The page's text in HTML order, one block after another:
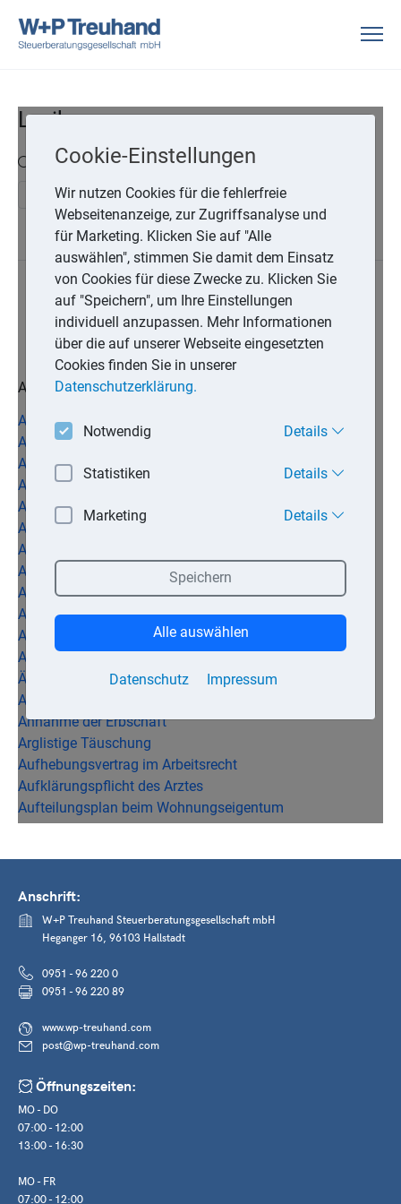
Anschrift:
W+P Treuhand Steuerberatungsgesellschaft mbH
Heganger 16, 96103 Hallstadt
0951 - 96 220 0
0951 - 96 220 89
www.wp-treuhand.com
post@wp-treuhand.com
Öffnungszeiten:
MO - DO
07:00 - 12:00
13:00 - 16:30
MO - FR
07:00 - 12:00